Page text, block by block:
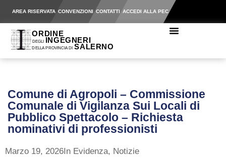
AREA RISERVATA CONVENZIONI CONTATTI ACCEDI ALLA PEC
Comune di Agropoli – Commissione
Comunale di Vigilanza Sui Locali di
Pubblico Spettacolo – Richiesta
nominativi di professionisti
Marzo 19, 2026In Evidenza, Notizie